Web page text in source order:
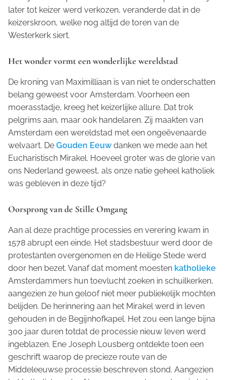
later tot keizer werd verkozen, veranderde dat in de
keizerskroon, welke nog altijd de toren van de
Westerkerk siert.
Het wonder vormt een wonderlijke wereldstad
De kroning van Maximilliaan is van niet te onderschatten
belang geweest voor Amsterdam. Voorheen een
moerasstadje, kreeg het keizerlijke allure. Dat trok
pelgrims aan, maar ook handelaren. Zij maakten van
Amsterdam een wereldstad met een ongeëvenaarde
welvaart. De Gouden Eeuw danken we mede aan het
Eucharistisch Mirakel. Hoeveel groter was de glorie van
ons Nederland geweest, als onze natie geheel katholiek
was gebleven in deze tijd?
Oorsprong van de Stille Omgang
Aan al deze prachtige processies en verering kwam in
1578 abrupt een einde. Het stadsbestuur werd door de
protestanten overgenomen en de Heilige Stede werd
door hen bezet. Vanaf dat moment moesten katholieke
Amsterdammers hun toevlucht zoeken in schuilkerken,
aangezien ze hun geloof niet meer publiekelijk mochten
belijden. De herinnering aan het Mirakel werd in leven
gehouden in de Begijnhofkapel. Het zou een lange bijna
300 jaar duren totdat de processie nieuw leven werd
ingeblazen. Ene Joseph Lousberg ontdekte toen een
geschrift waarop de precieze route van de
Middeleeuwse processie beschreven stond. Aangezien